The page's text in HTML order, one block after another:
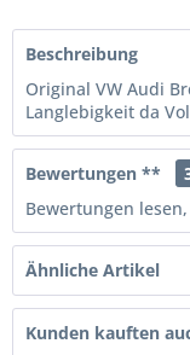
Beschreibung
Original VW Audi
Langlebigkeit da
Bewertungen **
Bewertungen
Ähnliche Artikel
Kunden kauften